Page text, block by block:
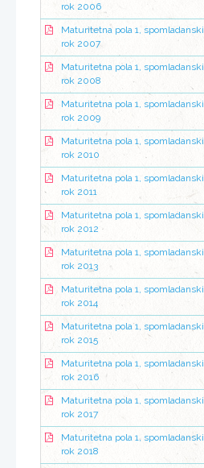
rok 2006
Maturitetna pola 1, spomladanski
rok 2007
Maturitetna pola 1, spomladanski
rok 2008
Maturitetna pola 1, spomladanski
rok 2009
Maturitetna pola 1, spomladanski
rok 2010
Maturitetna pola 1, spomladanski
rok 2011
Maturitetna pola 1, spomladanski
rok 2012
Maturitetna pola 1, spomladanski
rok 2013
Maturitetna pola 1, spomladanski
rok 2014
Maturitetna pola 1, spomladanski
rok 2015
Maturitetna pola 1, spomladanski
rok 2016
Maturitetna pola 1, spomladanski
rok 2017
Maturitetna pola 1, spomladanski
rok 2018